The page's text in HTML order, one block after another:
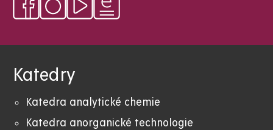
Katedry
Katedra analytické chemie
Katedra anorganické technologie